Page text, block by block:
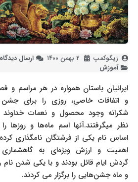
زیگوکمپ ۲ بهمن ۱۴۰۰
ارسال دیدگاه
آموزش
ایرانیان باستان همواره در هر مراسم و
و اتفاقات خاصی، روزی را برای
شکرانه وجود محصول و نعمات خداوند
نظر میگرفتند.آنها اسم ماه‌ها و روزها
اساس نام یکی از فرشتگان نامگذاری
اهمیت و ارزش ویژه‌ای به
گردش ایام قائل بودند و با یکی شدن نام
و ماه جشن‌هایی را برگزار می کردند.